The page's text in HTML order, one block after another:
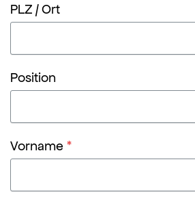
PLZ / Ort
Position
Vorname *